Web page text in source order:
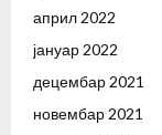
април 2022
јануар 2022
децембар 2021
новембар 2021